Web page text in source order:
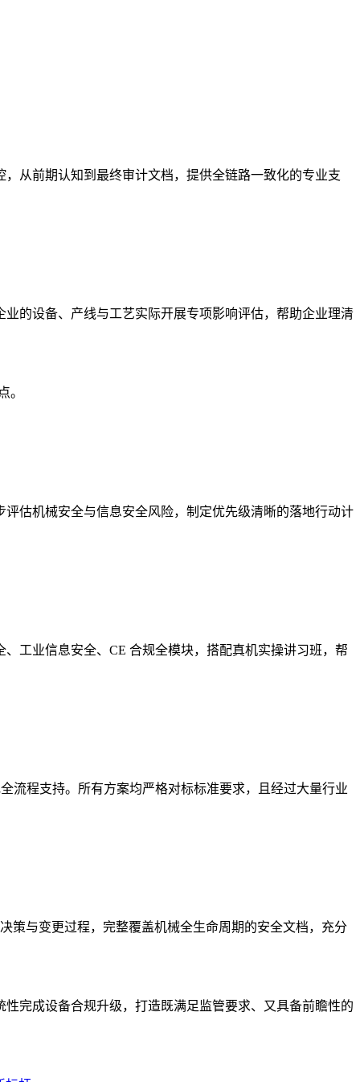
从前期认知到最终审计文档，提供全链路一致化的专业支
的设备、产线与工艺实际开展专项影响评估，帮助企业理清
。
估机械安全与信息安全风险，制定优先级清晰的落地行动计
工业信息安全、CE 合规全模块，搭配真机实操讲习班，帮
流程支持。所有方案均严格对标标准要求，且经过大量行业
策与变更过程，完整覆盖机械全生命周期的安全文档，充分
完成设备合规升级，打造既满足监管要求、又具备前瞻性的